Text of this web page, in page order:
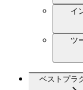
イ
ツ
ベストプラ